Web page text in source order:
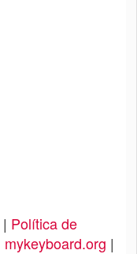
| Política de
mykeyboard.org |